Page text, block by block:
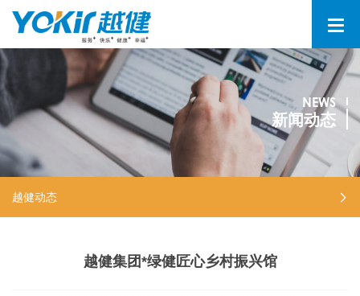
NEWS
新闻动态
越健动态
越健集团*绿健匠心乡村振兴馆